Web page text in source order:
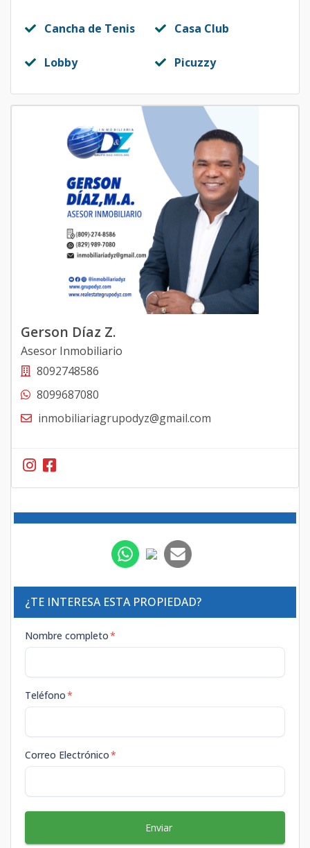
Cancha de Tenis Casa Club
Lobby Picuzzy
Gerson Díaz Z.
Asesor Inmobiliario
8092748586
8099687080
inmobiliariagrupodyz@gmail.com
¿TE INTERESA ESTA PROPIEDAD?
Nombre completo*
Teléfono*
Correo Electrónico*
Enviar